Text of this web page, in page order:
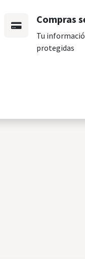
Compras
Tu
protegidas